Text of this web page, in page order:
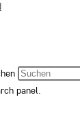
panel.